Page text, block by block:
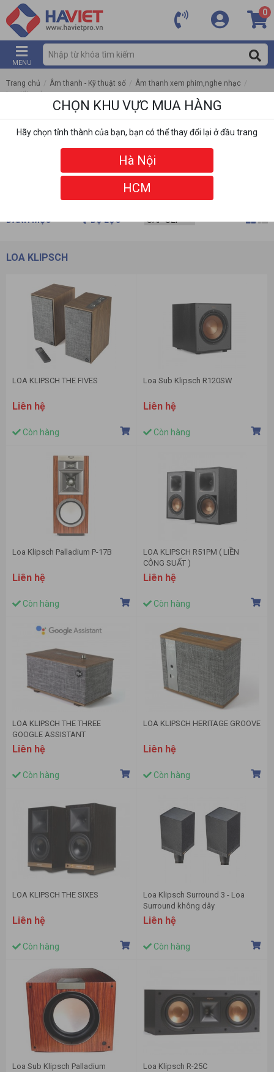
0
MENU
Trang chủ / Âm thanh - Kỹ thuật số / Âm thanh xem phim,nghe nhạc /
Loa Klipsch
DANH MỤC BỘ LỌC
LOA KLIPSCH
LOA KLIPSCH THE FIVES
Liên hệ
Còn hàng
Loa Sub Klipsch R120SW
Liên hệ
Còn hàng
Loa Klipsch Palladium P-17B
Liên hệ
Còn hàng
LOA KLIPSCH R51PM ( LIỀN
CÔNG SUẤT )
Liên hệ
Còn hàng
LOA KLIPSCH THE THREE
GOOGLE ASSISTANT
Liên hệ
Còn hàng
LOA KLIPSCH HERITAGE GROOVE
Liên hệ
Còn hàng
LOA KLIPSCH THE SIXES
Liên hệ
Còn hàng
Loa Klipsch Surround 3 - Loa
Surround không dây
Liên hệ
Còn hàng
Loa Sub Klipsch Palladium
Loa Klipsch R-25C
CHỌN KHU VỰC MUA HÀNG
Hãy chọn tỉnh thành của bạn, bạn có thể thay đổi lại ở đầu trang
Hà Nội
HCM